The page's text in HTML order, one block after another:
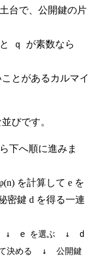
台で、公開鍵の片
と q が素数なら
とがあるカルマイ
びです。
下へ順に進みま
を計算して e を
密鍵 d を得る一連
↓ e を選ぶ ↓
d
決める
↓
公開鍵